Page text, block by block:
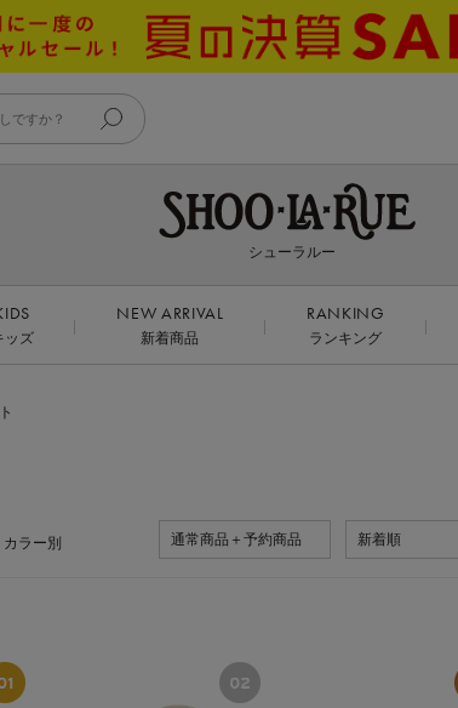
シューラルー
ッズ
NEW ARRIVAL
新着商品
RANKING
ランキング
カラー別 通常商品＋予約商品 新着順